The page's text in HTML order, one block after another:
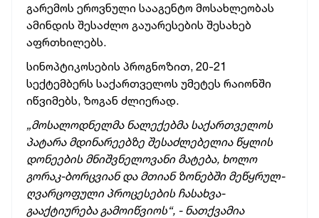
გარემოს ეროვნული სააგენტო მოსახლეობას
ამინდის შესაძლო გაუარესების შესახებ
აფრთხილებს.
სინოპტიკოსების პროგნოზით, 20-21
სექტემბერს საქართველოს უმეტეს რაიონში
იწვიმებს, ზოგან ძლიერად.
„მოსალოდნელმა ნალექებმა საქართველოს
პატარა მდინარეებზე შესაძლებელია წყლის
დონეების მნიშვნელოვანი მატება, ხოლო
გორაკ-ბორცვიან და მთიან ზონებში მეწყრულ-
ღვარცოფული პროცესების ჩასახვა-
გააქტიურება გამოიწვიოს“, - ნათქვამია